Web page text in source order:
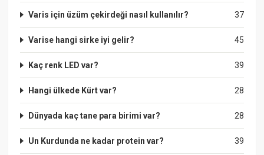
37
Varis için üzüm çekirdeği nasıl kullanılır?
45
Varise hangi sirke iyi gelir?
39
Kaç renk LED var?
28
Hangi ülkede Kürt var?
28
Dünyada kaç tane para birimi var?
39
Un Kurdunda ne kadar protein var?